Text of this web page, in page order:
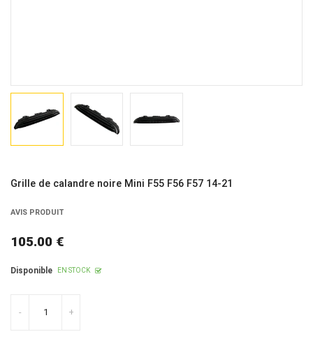
Grille de calandre noire Mini F55 F56 F57 14-21
AVIS PRODUIT
Prix
régulier
105.00 €
Disponible EN STOCK
- +